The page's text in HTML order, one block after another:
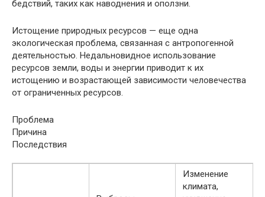
бедствий, таких как наводнения и оползни.
Истощение природных ресурсов — еще одна
экологическая проблема, связанная с антропогенной
деятельностью. Недальновидное использование
ресурсов земли, воды и энергии приводит к их
истощению и возрастающей зависимости человечества
от ограниченных ресурсов.
Проблема
Причина
Последствия
Изменение
климата,